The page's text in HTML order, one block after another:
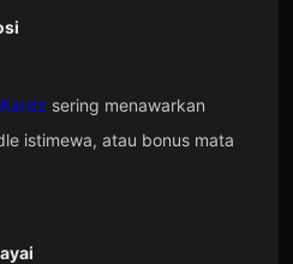
Kardz sering menawarkan
istimewa, atau bonus mata